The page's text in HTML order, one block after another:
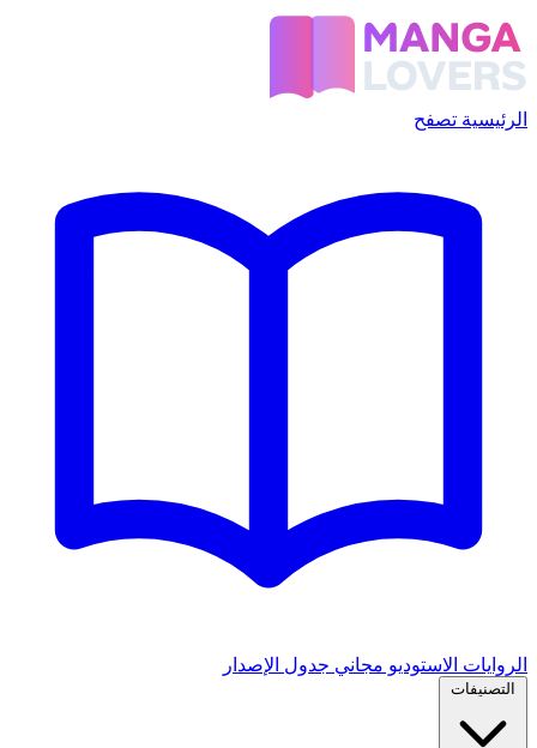
الرئيسية تصفح
الروايات الاستوديو مجاني جدول الإصدار
التصنيفات